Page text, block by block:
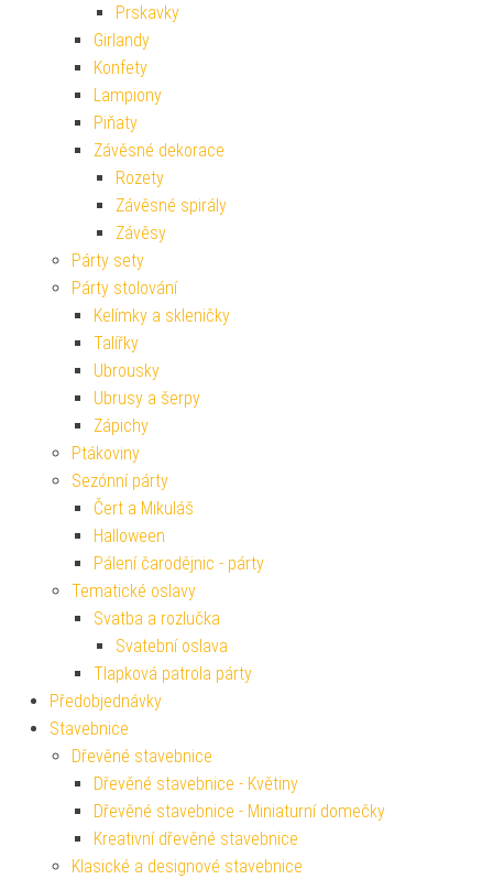
Prskavky
Girlandy
Konfety
Lampiony
Piňaty
Závěsné dekorace
Rozety
Závěsné spirály
Závěsy
Párty sety
Párty stolování
Kelímky a skleničky
Talířky
Ubrousky
Ubrusy a šerpy
Zápichy
Ptákoviny
Sezónní párty
Čert a Mikuláš
Halloween
Pálení čarodějnic - párty
Tematické oslavy
Svatba a rozlučka
Svatební oslava
Tlapková patrola párty
Předobjednávky
Stavebnice
Dřevěné stavebnice
Dřevěné stavebnice - Květiny
Dřevěné stavebnice - Miniaturní domečky
Kreativní dřevěné stavebnice
Klasické a designové stavebnice